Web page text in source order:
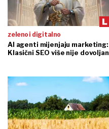
zeleno i digitalno
AI agenti mijenjaju marketing:
Klasični SEO više nije dovoljan